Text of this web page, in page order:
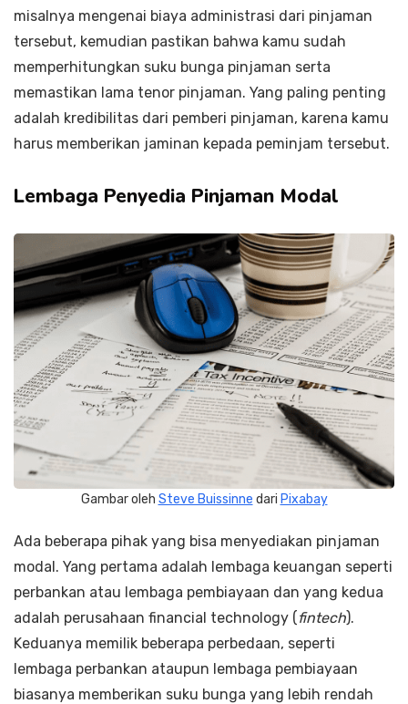
misalnya mengenai biaya administrasi dari pinjaman
tersebut, kemudian pastikan bahwa kamu sudah
memperhitungkan suku bunga pinjaman serta
memastikan lama tenor pinjaman. Yang paling penting
adalah kredibilitas dari pemberi pinjaman, karena kamu
harus memberikan jaminan kepada peminjam tersebut.
Lembaga Penyedia Pinjaman Modal
Gambar oleh Steve Buissinne dari Pixabay
Ada beberapa pihak yang bisa menyediakan pinjaman
modal. Yang pertama adalah lembaga keuangan seperti
perbankan atau lembaga pembiayaan dan yang kedua
adalah perusahaan financial technology (fintech).
Keduanya memilik beberapa perbedaan, seperti
lembaga perbankan ataupun lembaga pembiayaan
biasanya memberikan suku bunga yang lebih rendah